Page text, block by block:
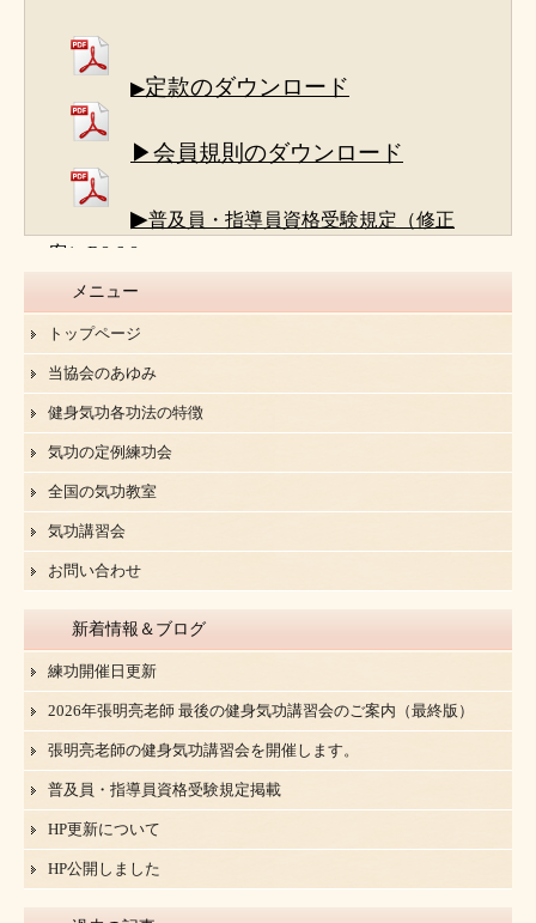
▶定款のダウンロード
▶会員規則のダウンロード
▶普及員・指導員資格受験規定（修正
案）R8.6.8
メニュー
トップページ
当協会のあゆみ
健身気功各功法の特徴
気功の定例練功会
全国の気功教室
気功講習会
お問い合わせ
新着情報＆ブログ
練功開催日更新
2026年張明亮老師 最後の健身気功講習会のご案内（最終版）
張明亮老師の健身気功講習会を開催します。
普及員・指導員資格受験規定掲載
HP更新について
HP公開しました